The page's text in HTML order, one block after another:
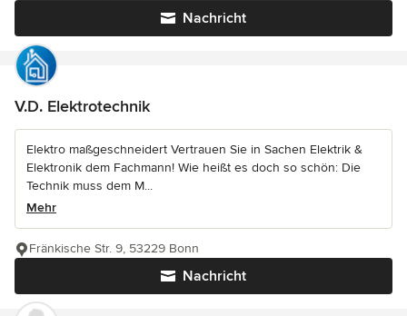
Nachricht
V.D. Elektrotechnik
Elektro maßgeschneidert Vertrauen Sie in Sachen Elektrik &
Elektronik dem Fachmann! Wie heißt es doch so schön: Die
Technik muss dem M...
Mehr
Nachricht
Fränkische Str. 9, 53229 Bonn